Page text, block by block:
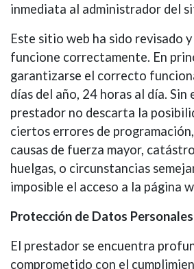
inmediata al administrador del
Este sitio web ha sido revisado
funcione correctamente. En
garantizarse el correcto
días del año, 24 horas al día. Sin
prestador no descarta la
ciertos errores de
causas de fuerza mayor,
huelgas, o circunstancias
imposible el acceso a la página
Protección de Datos Personales
El prestador se encuentra
comprometido con el